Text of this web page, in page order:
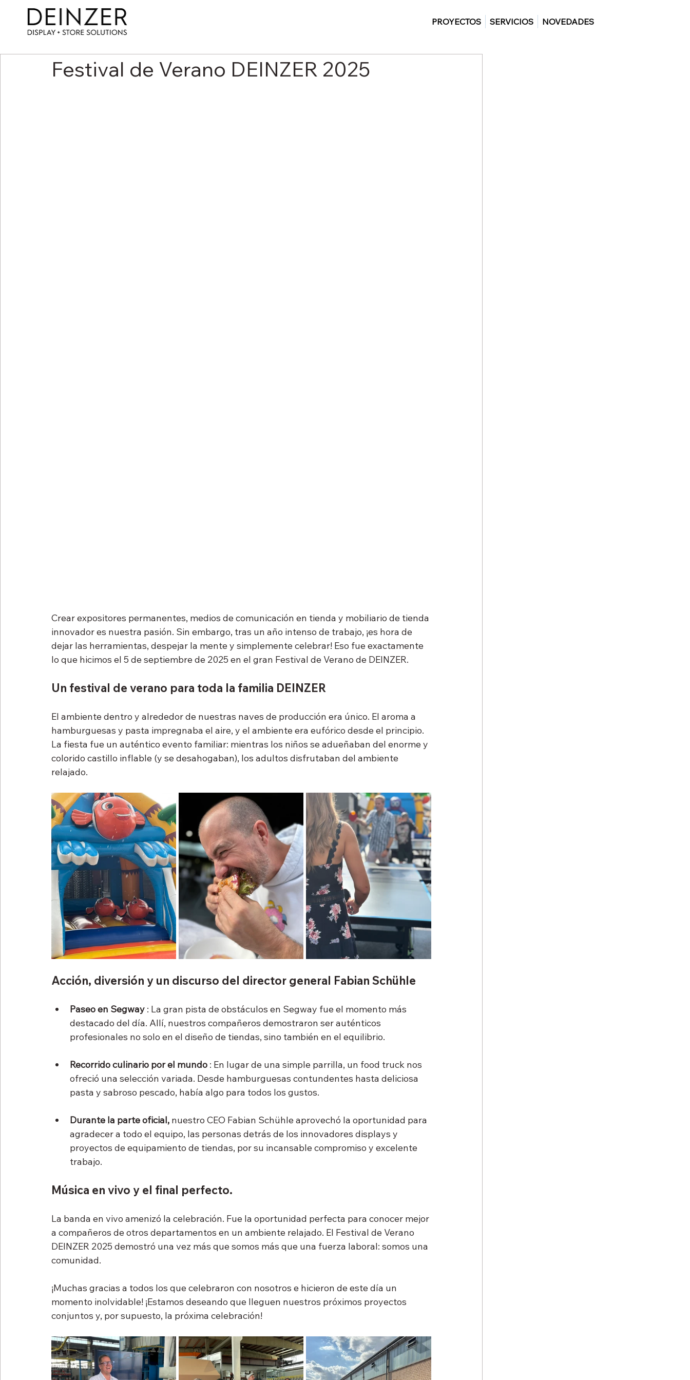
PROYECTOS SERVICIOS NOVEDADES
Festival de Verano DEINZER 2025
Crear expositores permanentes, medios de comunicación en tienda y mobiliario de tienda
innovador es nuestra pasión. Sin embargo, tras un año intenso de trabajo, ¡es hora de
dejar las herramientas, despejar la mente y simplemente celebrar! Eso fue exactamente
lo que hicimos el 5 de septiembre de 2025 en el gran Festival de Verano de DEINZER.
Un festival de verano para toda la familia DEINZER
El ambiente dentro y alrededor de nuestras naves de producción era único. El aroma a
hamburguesas y pasta impregnaba el aire, y el ambiente era eufórico desde el principio.
La fiesta fue un auténtico evento familiar: mientras los niños se adueñaban del enorme y
colorido castillo inflable (y se desahogaban), los adultos disfrutaban del ambiente
relajado.
Acción, diversión y un discurso del director general Fabian Schühle
Paseo en Segway : La gran pista de obstáculos en Segway fue el momento más
destacado del día. Allí, nuestros compañeros demostraron ser auténticos
profesionales no solo en el diseño de tiendas, sino también en el equilibrio.
Recorrido culinario por el mundo : En lugar de una simple parrilla, un food truck nos
ofreció una selección variada. Desde hamburguesas contundentes hasta deliciosa
pasta y sabroso pescado, había algo para todos los gustos.
Durante la parte oficial, nuestro CEO Fabian Schühle aprovechó la oportunidad para
agradecer a todo el equipo, las personas detrás de los innovadores displays y
proyectos de equipamiento de tiendas, por su incansable compromiso y excelente
trabajo.
Música en vivo y el final perfecto.
La banda en vivo amenizó la celebración. Fue la oportunidad perfecta para conocer mejor
a compañeros de otros departamentos en un ambiente relajado. El Festival de Verano
DEINZER 2025 demostró una vez más que somos más que una fuerza laboral: somos una
comunidad.
¡Muchas gracias a todos los que celebraron con nosotros e hicieron de este día un
momento inolvidable! ¡Estamos deseando que lleguen nuestros próximos proyectos
conjuntos y, por supuesto, la próxima celebración!